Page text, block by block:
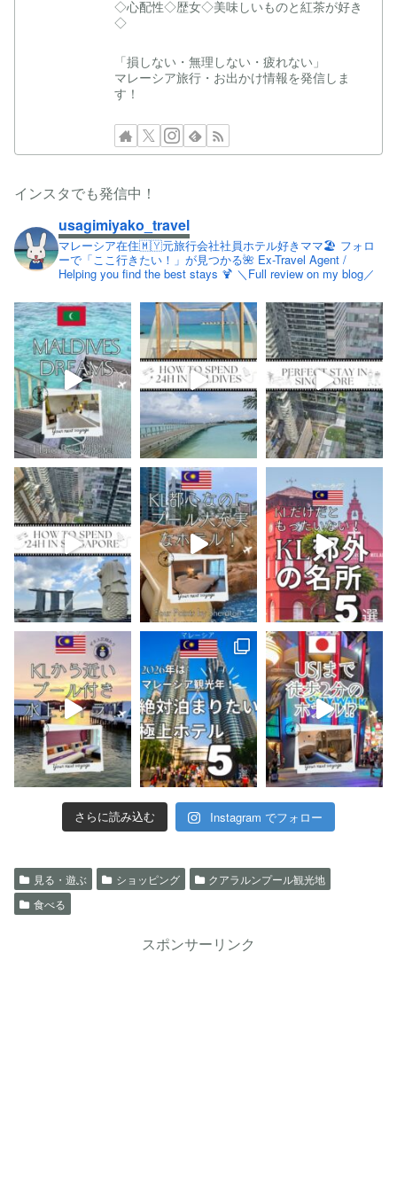
◇心配性◇歴女◇美味しいものと紅茶が好き
◇
「損しない・無理しない・疲れない」
マレーシア旅行・お出かけ情報を発信しま
す！
インスタでも発信中！
usagimiyako_travel
マレーシア在住🇲🇾元旅行会社社員ホテル好きママ🏖 フォロ
ーで「ここ行きたい！」が見つかる🌺 Ex-Travel Agent /
Helping you find the best stays 🍹 ＼​Full review on my blog／
さらに読み込む Instagram でフォロー
見る・遊ぶ ショッピング
クアラルンプール観光地
食べる
スポンサーリンク